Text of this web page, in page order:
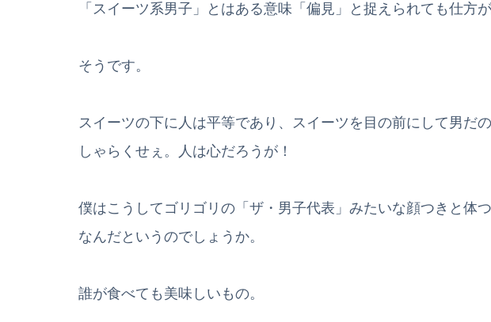
「スイーツ系男子」とはある意味「偏見」と捉えられても仕方
そうです。
スイーツの下に人は平等であり、スイーツを目の前にして男だ
しゃらくせぇ。人は心だろうが！
僕はこうしてゴリゴリの「ザ・男子代表」みたいな顔つきと体
なんだというのでしょうか。
誰が食べても美味しいもの。